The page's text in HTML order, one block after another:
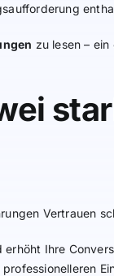
zu lesen –
Vertrauen
Ihre